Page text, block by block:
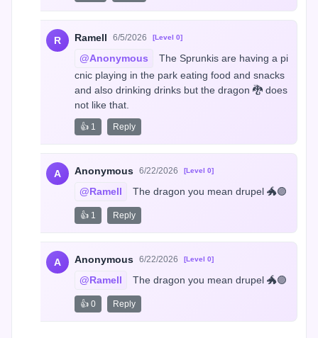
R Ramell 6/5/2026 [Level 0]
@Anonymous
The Sprunkis are having a pi
cnic playing in the park eating food and snacks
and also drinking drinks but the dragon 🐉 does
not like that.
👍 1 Reply
A Anonymous 6/22/2026 [Level 0]
@Ramell The dragon you mean drupel 🐲🟣
👍 1 Reply
A Anonymous 6/22/2026 [Level 0]
@Ramell The dragon you mean drupel 🐲🟣
👍 0 Reply